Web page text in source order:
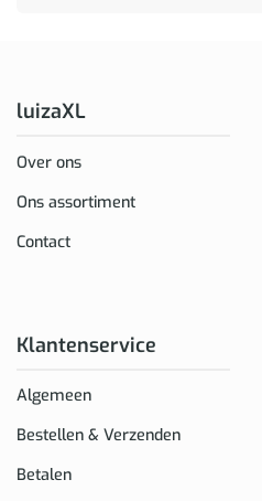
luizaXL
Over ons
Ons assortiment
Contact
Klantenservice
Algemeen
Bestellen & Verzenden
Betalen